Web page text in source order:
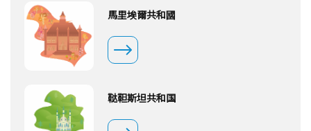
馬里埃爾共和國
鞑靼斯坦共和国